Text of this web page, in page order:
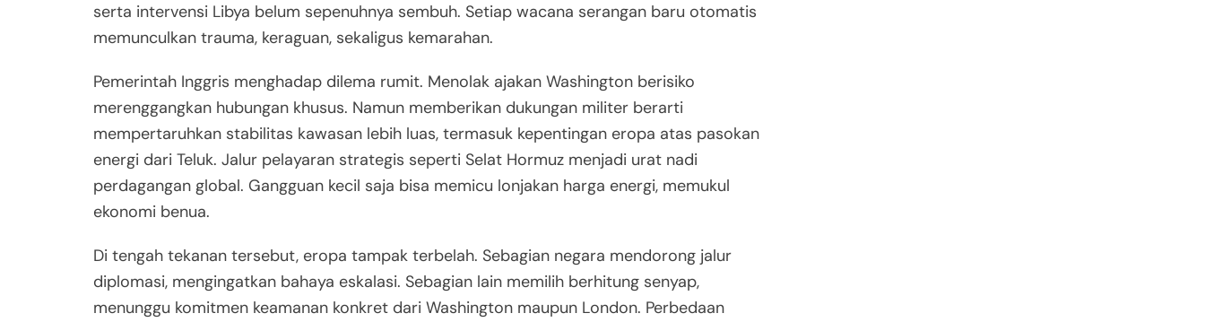
serta intervensi Libya belum sepenuhnya sembuh. Setiap wacana serangan baru otomatis
memunculkan trauma, keraguan, sekaligus kemarahan.
Pemerintah Inggris menghadap dilema rumit. Menolak ajakan Washington berisiko
merenggangkan hubungan khusus. Namun memberikan dukungan militer berarti
mempertaruhkan stabilitas kawasan lebih luas, termasuk kepentingan eropa atas pasokan
energi dari Teluk. Jalur pelayaran strategis seperti Selat Hormuz menjadi urat nadi
perdagangan global. Gangguan kecil saja bisa memicu lonjakan harga energi, memukul
ekonomi benua.
Di tengah tekanan tersebut, eropa tampak terbelah. Sebagian negara mendorong jalur
diplomasi, mengingatkan bahaya eskalasi. Sebagian lain memilih berhitung senyap,
menunggu komitmen keamanan konkret dari Washington maupun London. Perbedaan